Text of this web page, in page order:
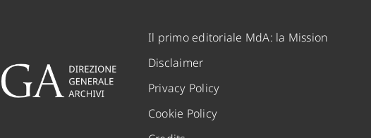
Il primo editoriale MdA: la Mission
Disclaimer
Privacy Policy
Cookie Policy